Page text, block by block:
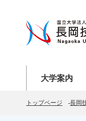
大学案内
トップページ 長岡